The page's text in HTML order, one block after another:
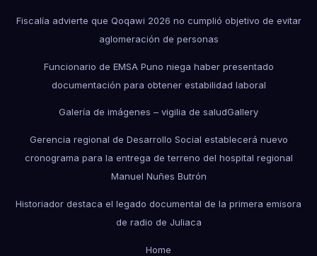
Fiscalía advierte que Qoqawi 2026 no cumplió objetivo de evitar
aglomeración de personas
Funcionario de EMSA Puno niega haber presentado
documentación para obtener estabilidad laboral
Galería de imágenes – vigilia de saludGallery
Gerencia regional de Desarrollo Social establecerá nuevo
cronograma para la entrega de terreno del hospital regional
Manuel Nuñes Butrón
Historiador destaca el legado documental de la primera emisora
de radio de Juliaca
Home